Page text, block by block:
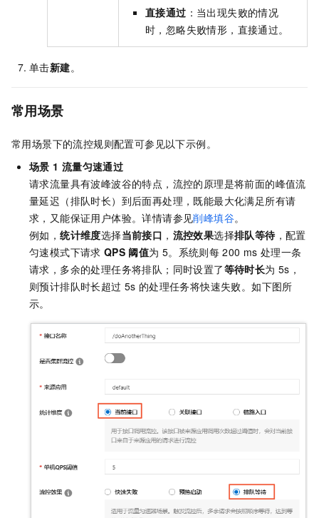
直接通过 ：当出现失败的情况
时，忽略失败情形，直接通过。
单击新建。
常用场景
常用场景下的流控规则配置可参见以下示例。
场景 1 流量匀速通过
请求流量具有波峰波谷的特点，流控的原理是将前面的峰值流
量延迟（排队时长）到后面再处理，既能最大化满足所有请
求，又能保证用户体验。详情请参见削峰填谷。
例如，统计维度选择当前接口 ， 流控效果选择排队等待，配置
匀速模式下请求 QPS 阈值为 5。系统则每 200 ms 处理一条
请求，多余的处理任务将排队；同时设置了等待时长为 5s，
则预计排队时长超过 5s 的处理任务将快速失败。如下图所
示。